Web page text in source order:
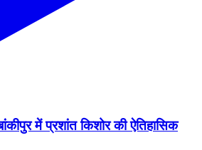
में प्रशांत किशोर की ऐतिहासिक